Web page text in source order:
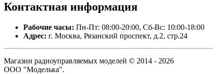
Контактная информация
Рабочие часы: Пн-Пт: 08:00-20:00, Сб-Вс: 10:00-18:00
Адрес: г. Москва, Рязанский проспект, д.2, стр.24
Магазин радиоуправляемых моделей © 2014 - 2026
ООО "Моделька".